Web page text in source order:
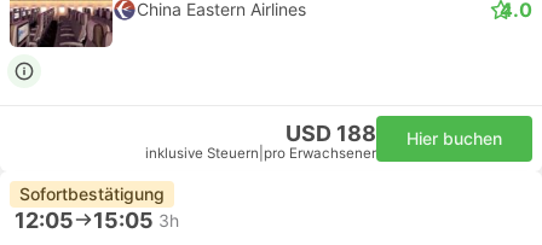
China Eastern Airlines 4.0
USD 188
inklusive Steuern pro Erwachsener
Hier buchen
Sofortbestätigung
12:05 15:05 3h